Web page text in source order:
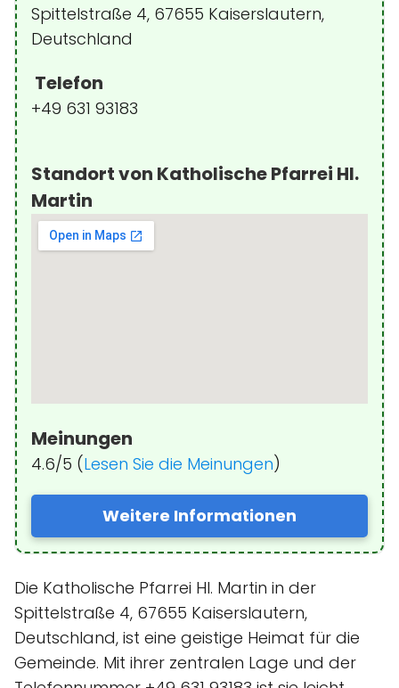
Spittelstraße 4, 67655 Kaiserslautern,
Deutschland
Telefon
+49 631 93183
Standort von Katholische Pfarrei Hl.
Martin
Meinungen
4.6/5 (Lesen Sie die Meinungen)
Weitere Informationen
Die Katholische Pfarrei Hl. Martin in der
Spittelstraße 4, 67655 Kaiserslautern,
Deutschland, ist eine geistige Heimat für die
Gemeinde. Mit ihrer zentralen Lage und der